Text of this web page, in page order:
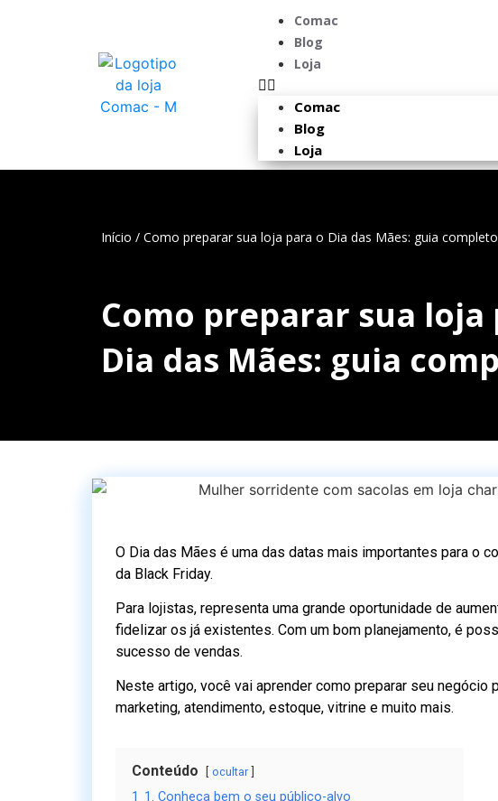
Comac
Blog
Loja
Comac
Blog
Loja
Início / Como preparar sua loja para o Dia das Mães: guia completo
Como preparar sua loja
Dia das Mães: guia
O Dia das Mães é uma das datas mais importantes para o
da Black Friday.
Para lojistas, representa uma grande oportunidade de
fidelizar os já existentes. Com um bom planejamento, é
sucesso de vendas.
Neste artigo, você vai aprender como preparar seu
marketing, atendimento, estoque, vitrine e muito mais.
Conteúdo ocultar
1 1. Conheça bem o seu público-alvo